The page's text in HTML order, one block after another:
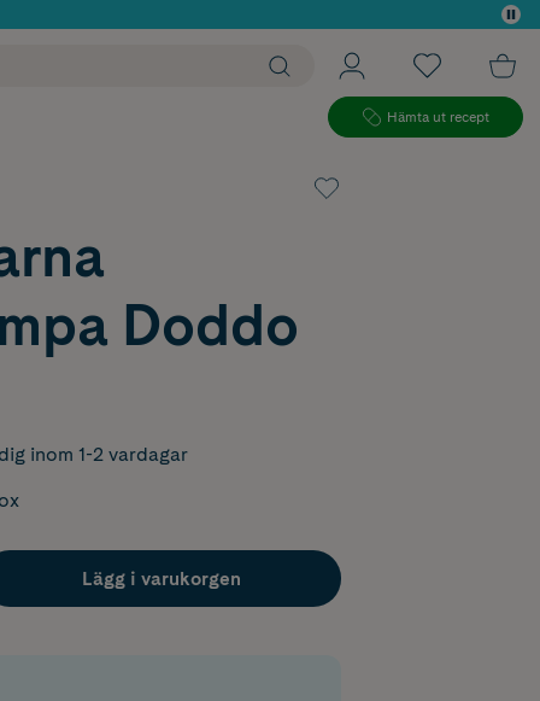
Hämta ut recept
Doddo
inom 1-2 vardagar
Lägg i varukorgen